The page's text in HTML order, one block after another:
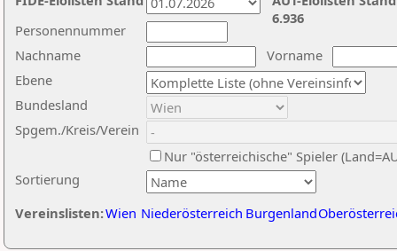
Nachname
Vorname
Ebene
Sortierung
Personennummer
Bundesland
Spgem./Kreis/Verein
Nur "österreichische" Spieler
Vereinslisten:Wien Niederösterreich Burgenland
6.936